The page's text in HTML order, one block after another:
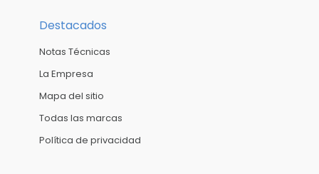
Destacados
Notas Técnicas
La Empresa
Mapa del sitio
Todas las marcas
Política de privacidad